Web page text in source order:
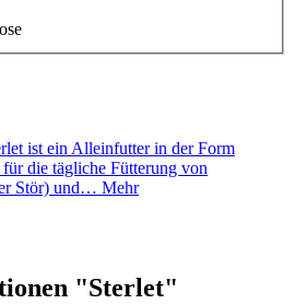
ist ein Alleinfutter in der Form
die tägliche Fütterung von
Stör) und… Mehr
"Sterlet"